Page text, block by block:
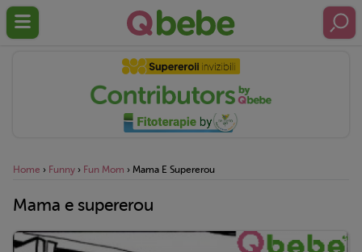
Home › Funny › Fun Mom › Mama E Supererou
Mama e supererou